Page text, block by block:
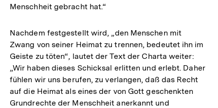
Menschheit gebracht hat.“
Nachdem festgestellt wird, „den Menschen mit
Zwang von seiner Heimat zu trennen, bedeutet ihn im
Geiste zu töten“, lautet der Text der Charta weiter:
„Wir haben dieses Schicksal erlitten und erlebt. Daher
fühlen wir uns berufen, zu verlangen, daß das Recht
auf die Heimat als eines der von Gott geschenkten
Grundrechte der Menschheit anerkannt und